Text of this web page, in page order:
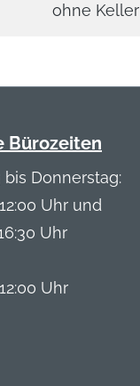
ohne Keller
Bürozeiten
bis Donnerstag:
Uhr und
Uhr
Uhr